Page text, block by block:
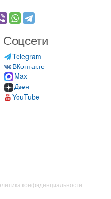
Соцсети
Telegram
ВКонтакте
Max
Дзен
YouTube
конфиденциальности